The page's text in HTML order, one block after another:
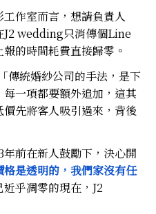
作室而言，想請負責人
J2 wedding只消傳個Line
的時間耗費直接歸零。
傳統婚紗公司的手法，是下
一項都要額外追加，這其
先將客人吸引過來，背後
前在新人鼓勵下，決心開
格是透明的，我們家沒有任
近乎凋零的現在，J2